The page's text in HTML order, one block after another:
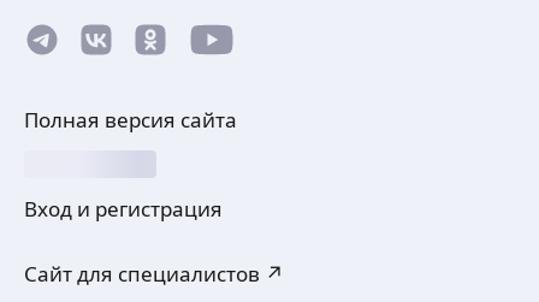
Полная версия сайта
Вход и регистрация
Сайт для специалистов ↗